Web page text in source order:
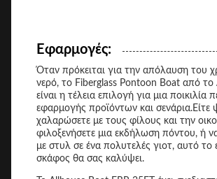
Εφαρμογές:
Όταν πρόκειται για την απόλαυση του
νερό, το Fiberglass Pontoon Boat από το
είναι η τέλεια επιλογή για μια ποικιλία
εφαρμογής προϊόντων και σενάρια.Είτε
χαλαρώσετε με τους φίλους και την
φιλοξενήσετε μια εκδήλωση πόντου, ή
με στυλ σε ένα πολυτελές γιοτ, αυτό το
σκάφος θα σας καλύψει.